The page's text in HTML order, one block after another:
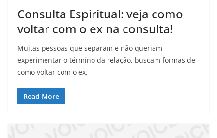
Consulta Espiritual: veja como
voltar com o ex na consulta!
Muitas pessoas que separam e não queriam
experimentar o término da relação, buscam formas de
como voltar com o ex.
Read More